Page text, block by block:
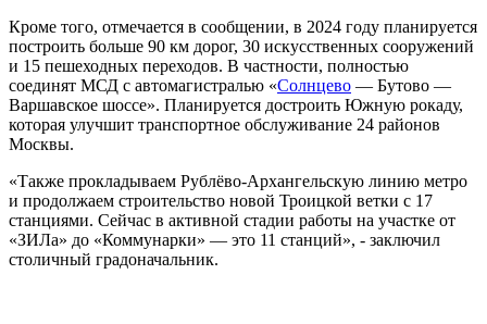
Кроме того, отмечается в сообщении, в 2024 году планируется
построить больше 90 км дорог, 30 искусственных сооружений
и 15 пешеходных переходов. В частности, полностью
соединят МСД с автомагистралью «Солнцево — Бутово —
Варшавское шоссе». Планируется достроить Южную рокаду,
которая улучшит транспортное обслуживание 24 районов
Москвы.
«Также прокладываем Рублёво-Архангельскую линию метро
и продолжаем строительство новой Троицкой ветки с 17
станциями. Сейчас в активной стадии работы на участке от
«ЗИЛа» до «Коммунарки» — это 11 станций», - заключил
столичный градоначальник.